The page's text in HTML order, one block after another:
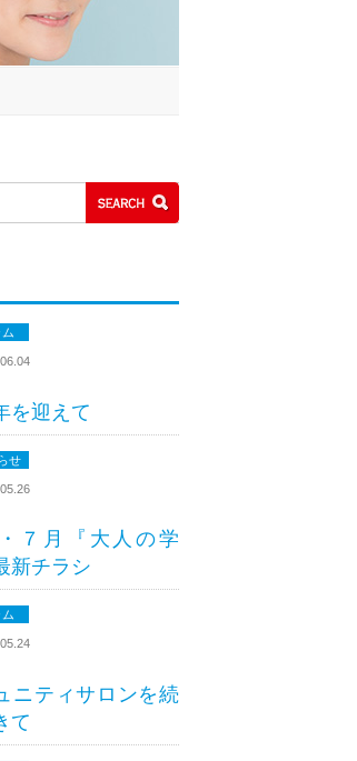
を迎えて
せ
７月『大人の学
新チラシ
ニティサロンを続
て